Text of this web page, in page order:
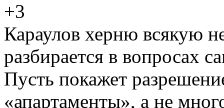
+3
Караулов херню всякую
разбирается в вопросах
Пусть покажет
«апартаменты», а не